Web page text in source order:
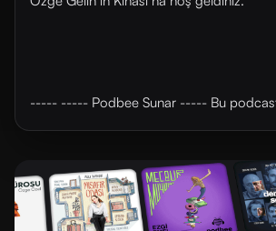
----- ----- Podbee Sunar ----- Bu